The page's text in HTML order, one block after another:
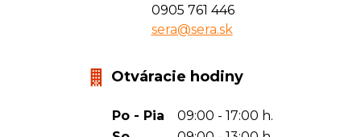
0905 761 446
sera@sera.sk
Otváracie hodiny
Po - Pia
09:00 - 17:00 h.